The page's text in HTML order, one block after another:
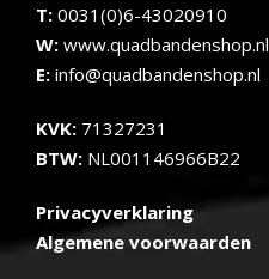
T: 0031(0)6-43020910
W: www.quadbandenshop.nl
E: info@quadbandenshop.nl
KVK: 71327231
BTW: NL001146966B22
Privacyverklaring
Algemene voorwaarden